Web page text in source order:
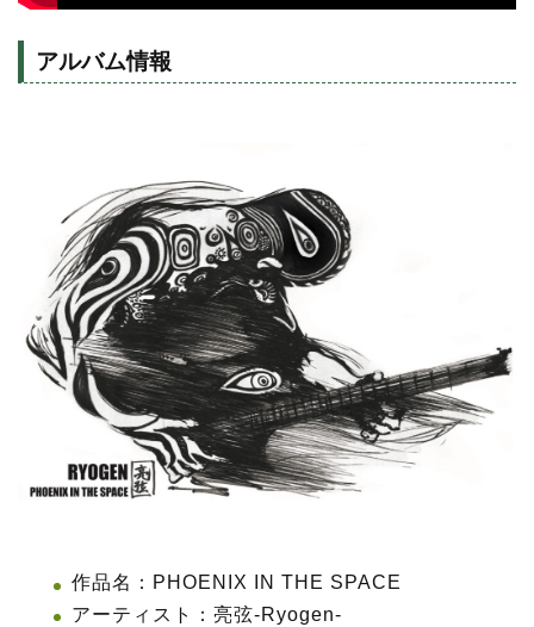
アルバム情報
作品名：PHOENIX IN THE SPACE
アーティスト：亮弦-Ryogen-